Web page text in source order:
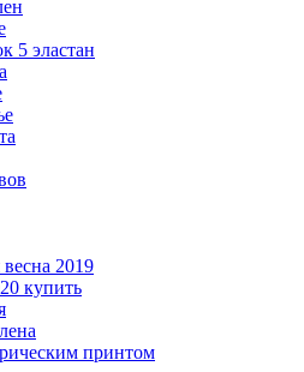
5 эластан
2019
купить
принтом